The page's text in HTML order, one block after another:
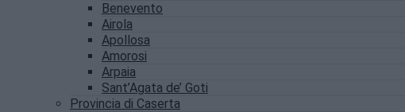
Benevento
Airola
Apollosa
Amorosi
Arpaia
Sant’Agata de’ Goti
Provincia di Caserta